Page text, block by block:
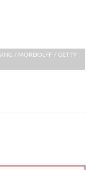
/ MORDOLFF / GETTY